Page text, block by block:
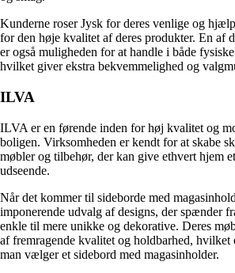
Kunderne roser Jysk for deres venlige og
for den høje kvalitet af deres produkter. En af
er også muligheden for at handle i både
hvilket giver ekstra bekvemmelighed og
ILVA
ILVA er en førende inden for høj kvalitet og
boligen. Virksomheden er kendt for at skabe
møbler og tilbehør, der kan give ethvert hjem
udseende.
Når det kommer til sideborde med
imponerende udvalg af designs, der spænder
enkle til mere unikke og dekorative. Deres
af fremragende kvalitet og holdbarhed, hvilket
man vælger et sidebord med magasinholder.